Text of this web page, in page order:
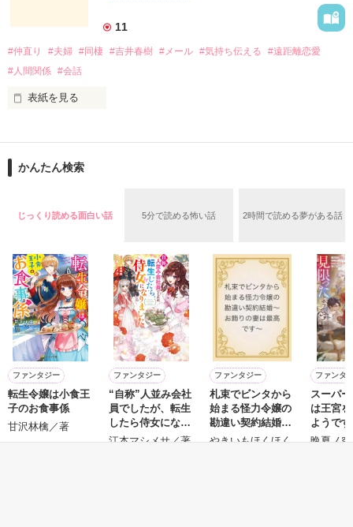
いつもの一品として気軽に取り入れられる
簡単便利なアイデアが満載。
ご主人・おさるさんの感想や、
参考にもぜひどうぞ！
11
#仲直り #夫婦 #同棲 #吉井春樹 #メール #気持ち伝える
#遠距離恋愛
#人間関係 #会話
表紙を見る
コピーライターとして徹夜つづきの日々を過ごすかたわら、妻
の女性読者の共感を呼んだことで『しあわせが、しあわせを、
この作品は吉井さん直伝の、気持ちをもっと上手に伝える、こ
「ありがとう」「すきです」「ごめんなさい」「だいじょう
ぶ」「よくできました」など、大切な誰かに感謝や好意、励ま
しのメッセージを伝える小さなテクニックについて解説すると
ともに、その言葉を用いることで自分自身を見つめるきっかけ
も促してくれる、「気持ちの伝え方」「自分らしさの磨き方」
作品を読む
かんたん検索
じっくり読める面白い話 5分で読める怖い話 2時間で読める夢がある話
ファンタジー
転生令嬢は小食王
子のお食事係
甘沢林檎／著
ファンタジー
“自称”人並み会社
員でしたが、転生
したら侍女になり
ました
江本マシメサ／著
ファンタジー
札束でビンタから
始まる怪力令嬢の
勘違い契約結婚～
お飾りの妻は最高
やきいもほくほく
ファンタ
スーパ
は王宮
ようで
上司に
晩夏ノ